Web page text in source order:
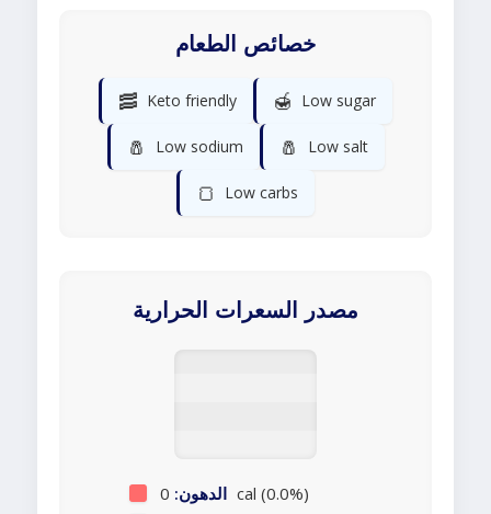
خصائص الطعام
🥓 Keto friendly 🍯 Low sugar
🧂 Low sodium 🧂 Low salt
🍞 Low carbs
مصدر السعرات الحرارية
الدهون: 0 cal (0.0%)